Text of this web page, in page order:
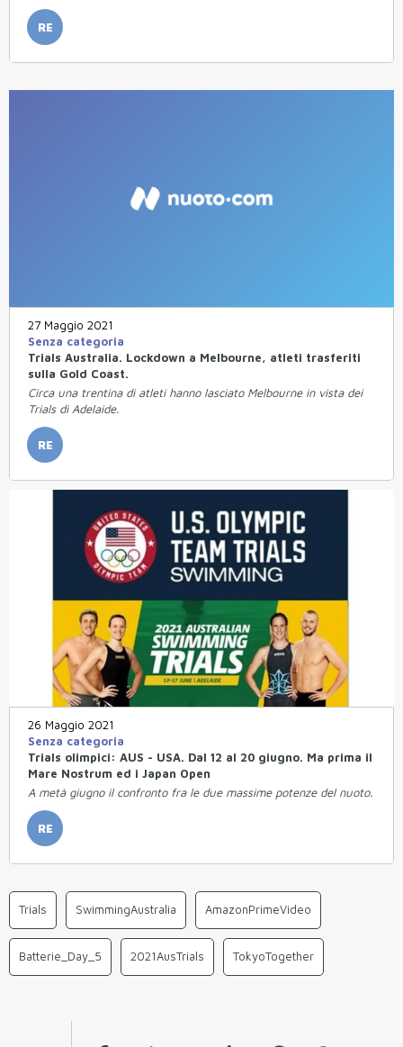
RE
27 Maggio 2021
Senza categoria
Trials Australia. Lockdown a Melbourne, atleti trasferiti
sulla Gold Coast.
Circa una trentina di atleti hanno lasciato Melbourne in vista dei
Trials di Adelaide.
RE
26 Maggio 2021
Senza categoria
Trials olimpici: AUS - USA. Dal 12 al 20 giugno. Ma prima il
Mare Nostrum ed i Japan Open
A metà giugno il confronto fra le due massime potenze del nuoto.
RE
Trials SwimmingAustralia AmazonPrimeVideo
Batterie_Day_5 2021AusTrials TokyoTogether